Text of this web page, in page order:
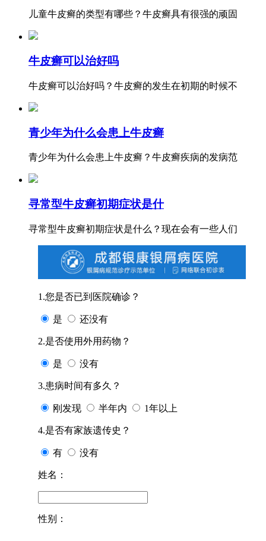
儿童牛皮癣的类型有哪些？牛皮癣具有很强的顽固
牛皮癣可以治好吗
牛皮癣可以治好吗？牛皮癣的发生在初期的时候不
青少年为什么会患上牛皮癣
青少年为什么会患上牛皮癣？牛皮癣疾病的发病范
寻常型牛皮癣初期症状是什
寻常型牛皮癣初期症状是什么？现在会有一些人们
1.您是否已到医院确诊？
是 还没有
2.是否使用外用药物？
是 没有
3.患病时间有多久？
刚发现 半年内 1年以上
4.是否有家族遗传史？
有 没有
姓名：
性别：